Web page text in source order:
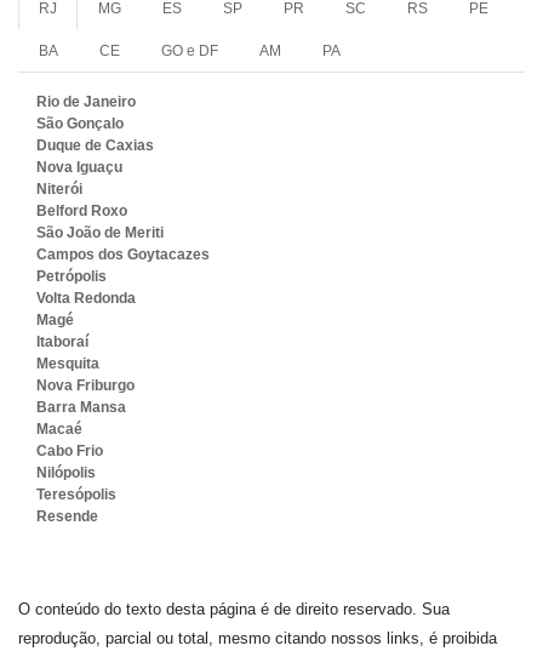
RJ MG ES SP PR SC RS PE
BA CE GO e DF AM PA
Rio de Janeiro
São Gonçalo
Duque de Caxias
Nova Iguaçu
Niterói
Belford Roxo
São João de Meriti
Campos dos Goytacazes
Petrópolis
Volta Redonda
Magé
Itaboraí
Mesquita
Nova Friburgo
Barra Mansa
Macaé
Cabo Frio
Nilópolis
Teresópolis
Resende
O conteúdo do texto desta página é de direito reservado. Sua
reprodução, parcial ou total, mesmo citando nossos links, é proibida